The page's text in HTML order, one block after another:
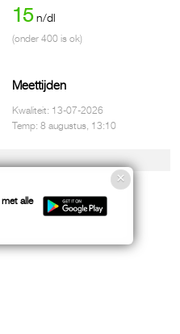
15 n/dl
(onder 400 is ok)
Meettijden
Kwaliteit: 13-07-2026
Temp: 8 augustus, 13:10
alle